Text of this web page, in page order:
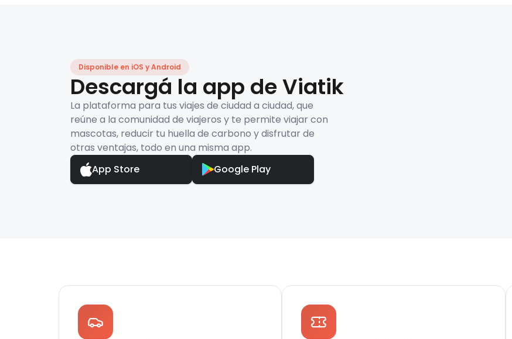
Disponible en iOS y Android
Descargá la app de Viatik
La plataforma para tus viajes de ciudad a ciudad, que
reúne a la comunidad de viajeros y te permite viajar con
mascotas, reducir tu huella de carbono y disfrutar de
otras ventajas, todo en una misma app.
App Store
Google Play